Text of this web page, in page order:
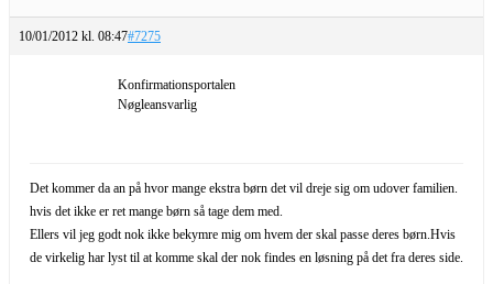
10/01/2012 kl. 08:47#7275
Konfirmationsportalen
Nøgleansvarlig
Det kommer da an på hvor mange ekstra børn det vil dreje sig om udover familien.
hvis det ikke er ret mange børn så tage dem med.
Ellers vil jeg godt nok ikke bekymre mig om hvem der skal passe deres børn.Hvis
de virkelig har lyst til at komme skal der nok findes en løsning på det fra deres side.